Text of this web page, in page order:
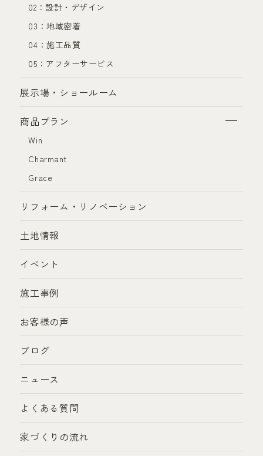
02：設計・デザイン
03：地域密着
04：施工品質
05：アフターサービス
展示場・ショールーム
商品プラン
Win
Charmant
Grace
リフォーム・リノベーション
土地情報
イベント
施工事例
お客様の声
ブログ
ニュース
よくある質問
家づくりの流れ